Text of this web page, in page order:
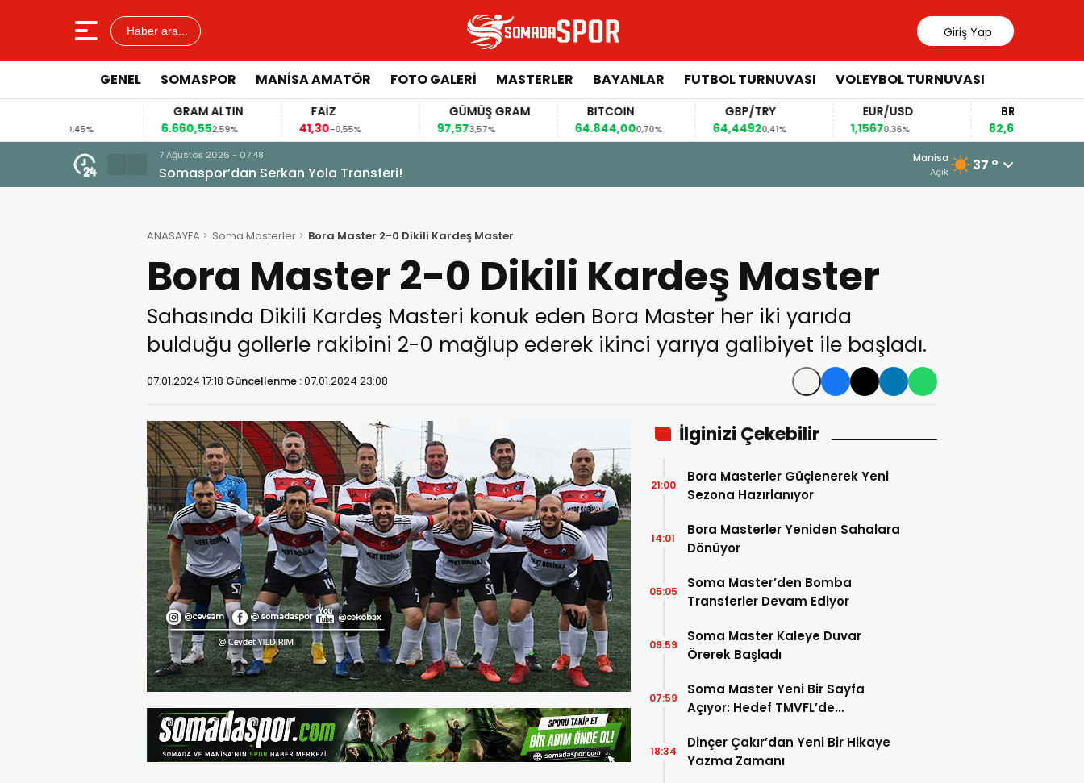
Haber ara... Giriş Yap
GENEL SOMASPOR MANISA AMATÖR FOTO GALERI MASTERLER BAYANLAR FUTBOL TURNUVASI VOLEYBOL TURNUVASI
6.660,55
FAİZ
41,30
97,57
BITCOIN
64.844,00
0,70%
64,4492
1,1567
82,63
7 Ağustos 2026 - 07:48
Somaspor’dan Serkan Yola Transferi!
5 Ağustos 2026 - 10:34
Somaspor’un Grubunda Bir Şok
Manisa
Açık 37 °
ANASAYFA Soma Masterler Bora Master 2-0 Dikili Kardeş Master
Bora Master 2-0 Dikili Kardeş Master
Sahasında Dikili Kardeş Masteri konuk eden Bora Master her iki yarıda
bulduğu gollerle rakibini 2-0 mağlup ederek ikinci yarıya galibiyet ile başladı.
07.01.2024 17:18 Güncellenme :07.01.2024 23:08
İlginizi Çekebilir
Bora Masterler Güçlenerek Yeni
Sezona Hazırlanıyor
21:00
Bora Masterler Yeniden Sahalara
Dönüyor
14:01
Soma Master’den Bomba
Transferler Devam Ediyor
05:05
Soma Master Kaleye Duvar
Örerek Başladı
09:59
Soma Master Yeni Bir Sayfa
Açıyor: Hedef TMVFL’de
07:59
Dinçer Çakır’dan Yeni Bir Hikaye
Yazma Zamanı
18:34